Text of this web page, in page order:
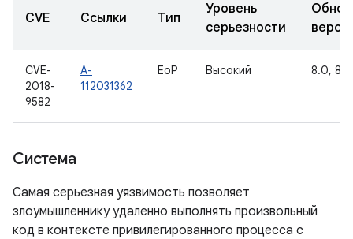
CVE Ссылки Тип
Уровень
серьезности
CVE-
2018-
9582
A-
112031362
EoP Высокий 8.0,
Система
Самая серьезная уязвимость позволяет
злоумышленнику удаленно выполнять произвольный
код в контексте привилегированного процесса с